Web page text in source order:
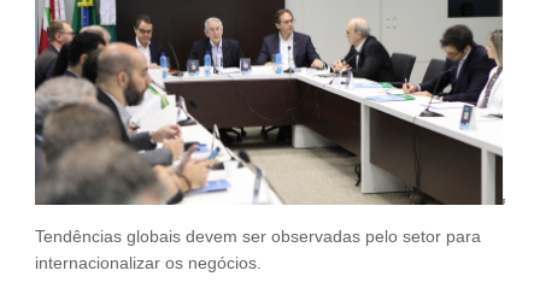
Fale Conosco
NOSSAS ASSOCIADAS
SEJA UM ASSOCIADO
VAGAS
Tendências globais devem ser observadas pelo setor para
internacionalizar os negócios.